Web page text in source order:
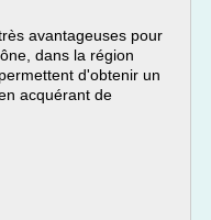
avantageuses pour
dans la région
d'obtenir un
acquérant de